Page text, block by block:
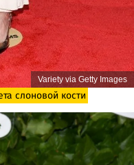
Variety via Getty Images
слоновой кости